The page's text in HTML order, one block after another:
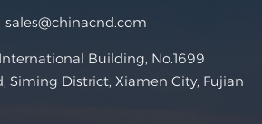
sales@chinacnd.com
International Building, No.1699
Siming District, Xiamen City, Fujian